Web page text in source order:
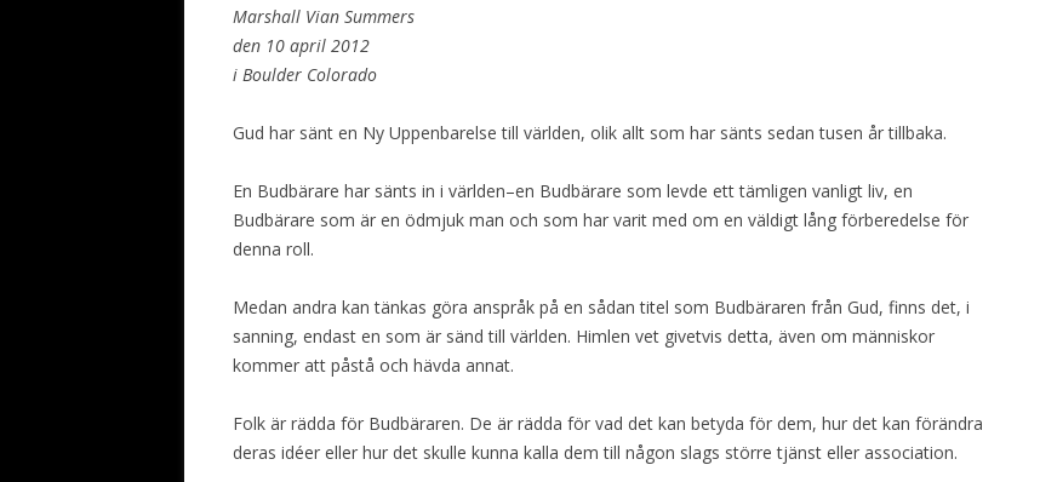
Marshall Vian Summers
den 10 april 2012
i Boulder Colorado
Gud har sänt en Ny Uppenbarelse till världen, olik allt som har sänts sedan tusen år tillbaka.
En Budbärare har sänts in i världen–en Budbärare som levde ett tämligen vanligt liv, en
Budbärare som är en ödmjuk man och som har varit med om en väldigt lång förberedelse för
denna roll.
Medan andra kan tänkas göra anspråk på en sådan titel som Budbäraren från Gud, finns det, i
sanning, endast en som är sänd till världen. Himlen vet givetvis detta, även om människor
kommer att påstå och hävda annat.
Folk är rädda för Budbäraren. De är rädda för vad det kan betyda för dem, hur det kan förändra
deras idéer eller hur det skulle kunna kalla dem till någon slags större tjänst eller association.